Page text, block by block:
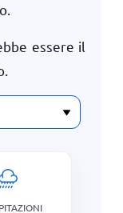
.
essere il
.